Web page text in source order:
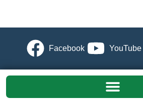
Facebook YouTube